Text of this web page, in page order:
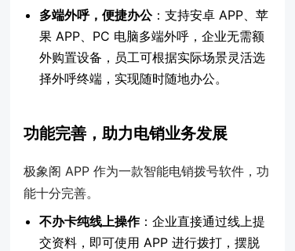
多端外呼，便捷办公：支持安卓 APP、苹
果 APP、PC 电脑多端外呼，企业无需额
外购置设备，员工可根据实际场景灵活选
择外呼终端，实现随时随地办公。
功能完善，助力电销业务发展
极象阁 APP 作为一款智能电销拨号软件，功
能十分完善。
不办卡纯线上操作：企业直接通过线上提
交资料，即可使用 APP 进行拨打，摆脱